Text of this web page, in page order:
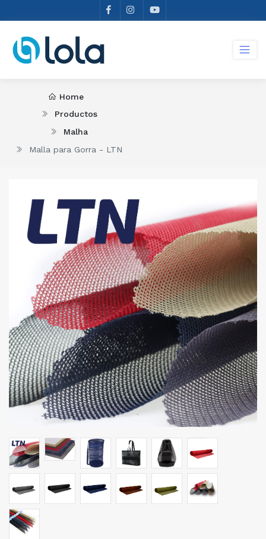
Home
Productos
Malha
Malla para Gorra - LTN